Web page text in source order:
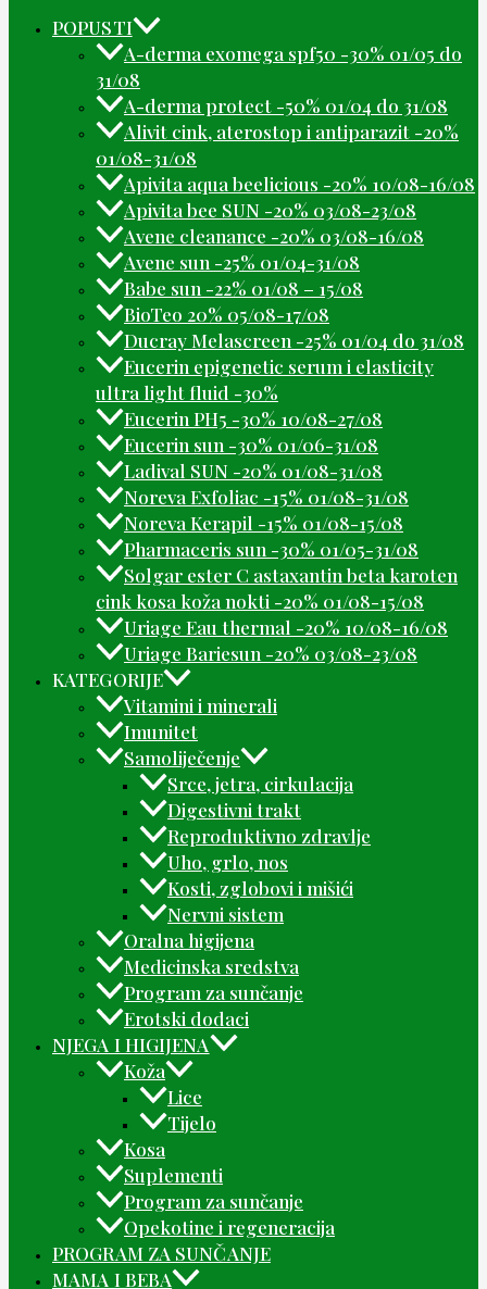
POPUSTI
A-derma exomega spf50 -30% 01/05 do
31/08
A-derma protect -50% 01/04 do 31/08
Alivit cink, aterostop i antiparazit -20%
01/08-31/08
Apivita aqua beelicious -20% 10/08-16/08
Apivita bee SUN -20% 03/08-23/08
Avene cleanance -20% 03/08-16/08
Avene sun -25% 01/04-31/08
Babe sun -22% 01/08 – 15/08
BioTeo 20% 05/08-17/08
Ducray Melascreen -25% 01/04 do 31/08
Eucerin epigenetic serum i elasticity
ultra light fluid -30%
Eucerin PH5 -30% 10/08-27/08
Eucerin sun -30% 01/06-31/08
Ladival SUN -20% 01/08-31/08
Noreva Exfoliac -15% 01/08-31/08
Noreva Kerapil -15% 01/08-15/08
Pharmaceris sun -30% 01/05-31/08
Solgar ester C astaxantin beta karoten
cink kosa koža nokti -20% 01/08-15/08
Uriage Eau thermal -20% 10/08-16/08
Uriage Bariesun -20% 03/08-23/08
KATEGORIJE
Vitamini i minerali
Imunitet
Samoliječenje
Srce, jetra, cirkulacija
Digestivni trakt
Reproduktivno zdravlje
Uho, grlo, nos
Kosti, zglobovi i mišići
Nervni sistem
Oralna higijena
Medicinska sredstva
Program za sunčanje
Erotski dodaci
NJEGA I HIGIJENA
Koža
Lice
Tijelo
Kosa
Suplementi
Program za sunčanje
Opekotine i regeneracija
PROGRAM ZA SUNČANJE
MAMA I BEBA